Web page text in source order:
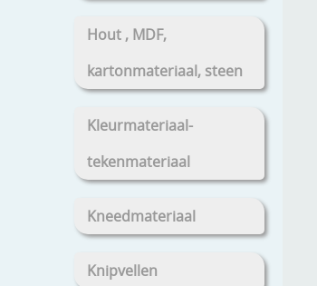
Hout , MDF,
kartonmateriaal, steen
Kleurmateriaal-
tekenmateriaal
Kneedmateriaal
Knipvellen